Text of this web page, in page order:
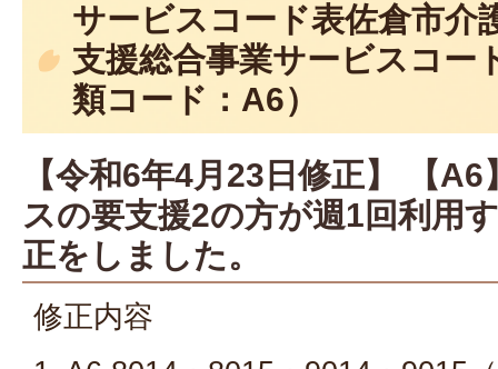
サービスコード表佐倉市介
支援総合事業サービスコー
類コード：A6）
【令和6年4月23日修正】 【
スの要支援2の方が週1回利用
正をしました。
修正内容